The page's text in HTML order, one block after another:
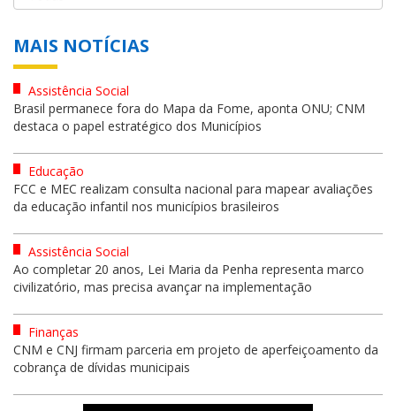
MAIS NOTÍCIAS
Assistência Social
Brasil permanece fora do Mapa da Fome, aponta ONU; CNM
destaca o papel estratégico dos Municípios
Educação
FCC e MEC realizam consulta nacional para mapear avaliações
da educação infantil nos municípios brasileiros
Assistência Social
Ao completar 20 anos, Lei Maria da Penha representa marco
civilizatório, mas precisa avançar na implementação
Finanças
CNM e CNJ firmam parceria em projeto de aperfeiçoamento da
cobrança de dívidas municipais